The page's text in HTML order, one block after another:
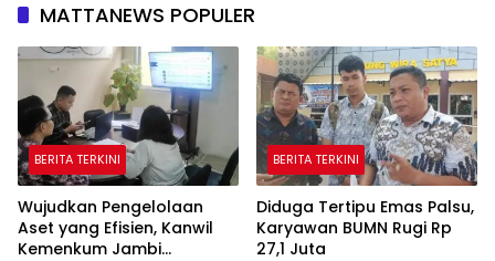
MATTANEWS POPULER
BERITA TERKINI
Wujudkan Pengelolaan
Aset yang Efisien, Kanwil
Kemenkum Jambi
BERITA TERKINI
Diduga Tertipu Emas Palsu,
Karyawan BUMN Rugi Rp
27,1 Juta